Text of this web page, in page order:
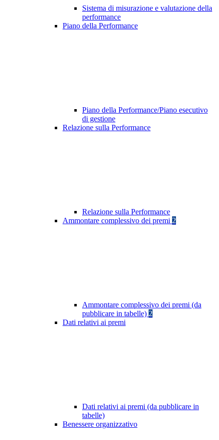
Sistema di misurazione e valutazione della
performance
Piano della Performance
Piano della Performance/Piano esecutivo
di gestione
Relazione sulla Performance
Relazione sulla Performance
Ammontare complessivo dei premi 2
Ammontare complessivo dei premi (da
pubblicare in tabelle) 2
Dati relativi ai premi
Dati relativi ai premi (da pubblicare in
tabelle)
Benessere organizzativo